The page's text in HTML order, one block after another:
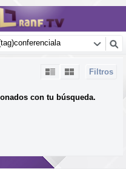
Filtros
con tu búsqueda.